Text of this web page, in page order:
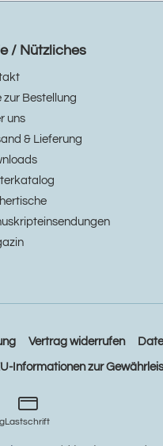
/ Nützliches
zur Bestellung
uns
& Lieferung
Vertrag widerrufen
Informationen zur
Lastschrift